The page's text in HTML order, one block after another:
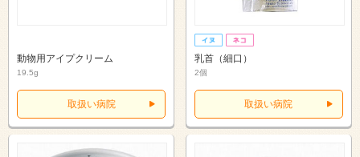
動物用アイプクリーム
19.5g
取扱い病院
乳首（細口）
2個
取扱い病院